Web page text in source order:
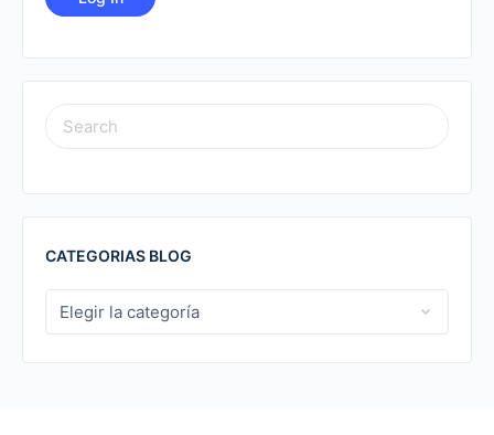
SEARCH
FOR:
CATEGORIAS BLOG
CATEGORIAS
BLOG